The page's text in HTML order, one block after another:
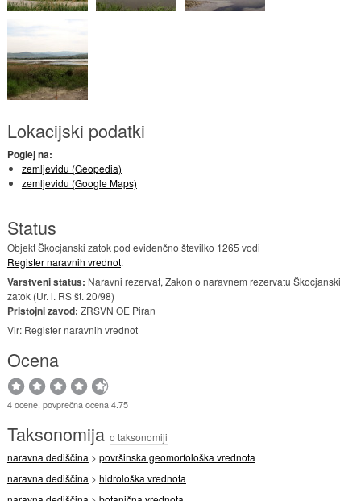
Lokacijski podatki
Poglej na:
zemljevidu (Geopedia)
zemljevidu (Google Maps)
Status
Objekt Škocjanski zatok pod evidenčno številko 1265 vodi
Register naravnih vrednot.
Varstveni status: Naravni rezervat, Zakon o naravnem rezervatu Škocjanski
zatok (Ur. l. RS št. 20/98)
Pristojni zavod: ZRSVN OE Piran
Vir: Register naravnih vrednot
Ocena
4 ocene, povprečna ocena 4.75
Taksonomija o taksonomiji
naravna dediščina > površinska geomorfološka vrednota
naravna dediščina > hidrološka vrednota